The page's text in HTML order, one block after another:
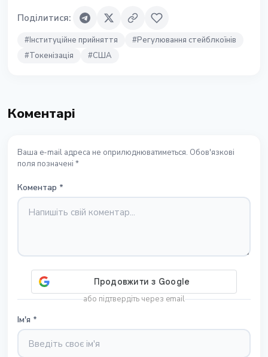
Поділитися:
#Інституційне прийняття #Регулювання стейблкоїнів
#Токенізація #США
Коментарі
Ваша e-mail адреса не оприлюднюватиметься. Обов'язкові
поля позначені *
Коментар *
або підтвердіть через email
Ім'я *